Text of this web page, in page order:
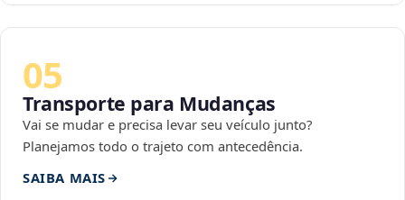
05
Transporte para Mudanças
Vai se mudar e precisa levar seu veículo junto?
Planejamos todo o trajeto com antecedência.
SAIBA MAIS